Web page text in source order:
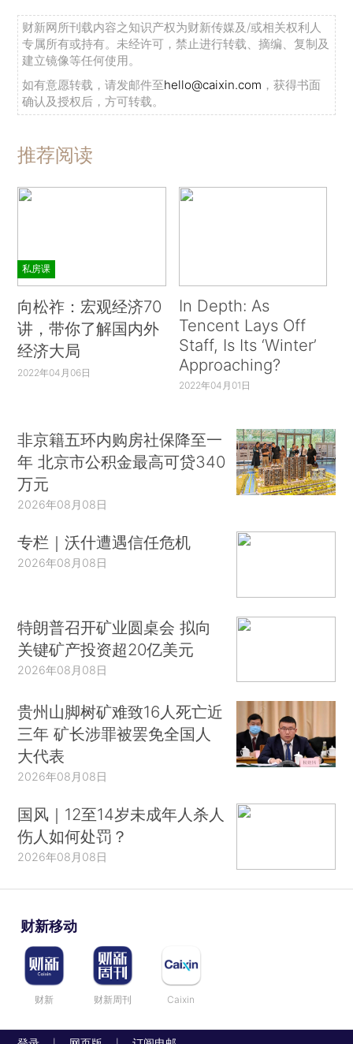
财新网所刊载内容之知识产权为财新传媒及/或相关权利人
专属所有或持有。未经许可，禁止进行转载、摘编、复制及
建立镜像等任何使用。
如有意愿转载，请发邮件至hello@caixin.com ，获得书面
确认及授权后，方可转载。
推荐阅读
私房课
向松祚：宏观经济70
讲，带你了解国内外
经济大局
2022年04月06日
In Depth: As
Tencent Lays Off
Staff, Is Its ‘Winter’
Approaching?
2022年04月01日
非京籍五环内购房社保降至一
年 北京市公积金最高可贷340
万元
2026年08月08日
专栏｜沃什遭遇信任危机
2026年08月08日
特朗普召开矿业圆桌会 拟向
关键矿产投资超20亿美元
2026年08月08日
贵州山脚树矿难致16人死亡近
三年 矿长涉罪被罢免全国人
大代表
2026年08月08日
国风｜12至14岁未成年人杀人
伤人如何处罚？
2026年08月08日
财新移动
财新 财新周刊 Caixin